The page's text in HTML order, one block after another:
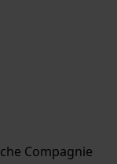
Compagnie